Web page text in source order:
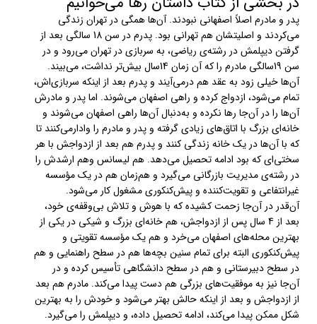
پدر و مادرم اصلاً اصفهانی نبودند. آن‌ها همگی در تهران زندگی
می‌کردند و اصلیتشان هم تهرانی بود. پدرم در سن 18 سالگی بعد از
گرفتن دیپلمش در رشته‌ی ریاضی، به سربازی در تهران می‌رود و در
سن 19‌سالگی مادرم را که آن زمان 14سال بیش‌تر نداشت، می‌بیند.
آن‌ها خیلی زود به عقد هم درمی‌آیند و پدرم بعد از اینکه سربازی‌اش،
تمام می‌شود، ازدواج کرده و راهی اصفهان می‌شوند. اما پدر و مادرش
آن‌ها را در آن‌جا رها نکرده و به‌دنبال آن‌ها راهی اصفهان می‌شوند و
خانه‌ای بزرگ با اتاق‌های زیادی گرفته و پدر و مادرم را وادارمی‌کنند تا
که با آن‌ها در یک خانه زندگی کنند و پدرم هم بعد از ازدواجش با هر
سختی‌ای که بود ادامه تحصیل می‌دهد. هم لیسانس وهم ارشدش را
در رشته‌ی مدیریت بازرگانی می‌گیرد و هم‌زمان هم در یک مؤسسه
غیرانتفاعی و تقویت‌کننده و پیش‌کنکوری مشغول کار می‌شود.
آن‌قدر در آن‌جا زحمت کشیده که با هوش و تلاش بی‌وقفه‌ی خود،
بعد از 4 سال پس از ازدواجش، هم خانه‌ای بزرگ و شیکی در یکی از
بهترین محله‌های اصفهان می‌خرد و هم یک مؤسسه تقویتی و
پیش‌کنکوری البته برای تمام سنین بچه‌ها هم در سطح راهنمایی و هم
در سطح دبیرستانی و هم در سطح دانشگاهی تأسیس کرده و در
آن‌جا نیز به موفقیت‌های بزرگی هم دست پیدا می‌کند. مادرم هم بعد
از ازدواجش و بعد از اینکه حالش بهتر می‌شود و خودش را به بهترین
شکل ممکن پیدا می‌کند، ادامه تحصیل داده، و دیپلمش را می‌گیرد.